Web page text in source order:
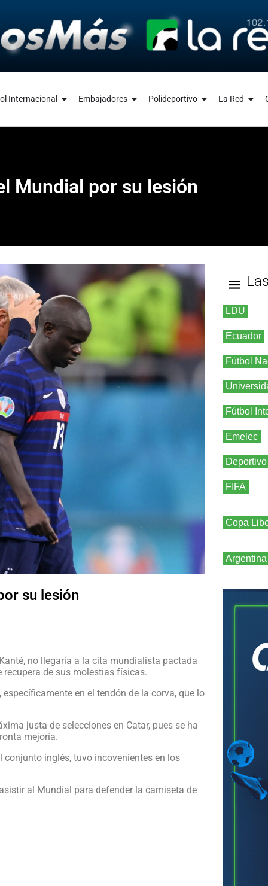
Internacional Embajadores Polideportivo La Red
Mundial por su lesión
su lesión
no llegaría a la cita mundialista pactada
recupera de sus molestias físicas.
en el tendón de la corva, que lo
justa de selecciones en Catar, pues se ha
mejoría.
conjunto inglés, tuvo incovenientes en los
al Mundial para defender la camiseta de
LDU
Ecuador
Fútbol
Fútbol
Emelec
FIFA
Copa
Argentina